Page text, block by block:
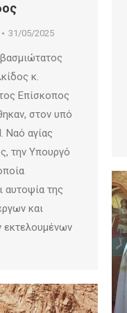
31/05/2025
κ.
Επίσκοπος
στον υπό
Ναό αγίας
την Υπουργό
αυτοψία της
και
εκτελουμένων